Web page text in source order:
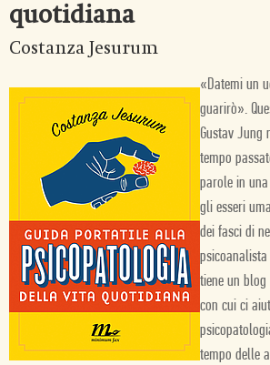
quotidiana
Costanza Jesurum
«Datemi un
guarirò».
Gustav Jung
tempo
parole in
gli esseri
dei fasci di
tiene un
con cui ci
tempo delle